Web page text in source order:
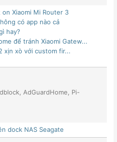
Xiaomi Mi Router 3
có app nào cả
hay?
để tránh Xiaomi Gatew...
xịn xò với custom fir...
AdGuardHome, Pi-
dock NAS Seagate